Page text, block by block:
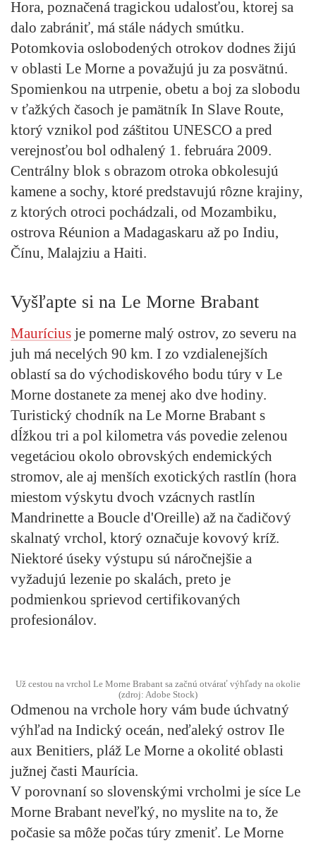
Hora, poznačená tragickou udalosťou, ktorej sa
dalo zabrániť, má stále nádych smútku.
Potomkovia oslobodených otrokov dodnes žijú
v oblasti Le Morne a považujú ju za posvätnú.
Spomienkou na utrpenie, obetu a boj za slobodu
v ťažkých časoch je pamätník In Slave Route,
ktorý vznikol pod záštitou UNESCO a pred
verejnosťou bol odhalený 1. februára 2009.
Centrálny blok s obrazom otroka obkolesujú
kamene a sochy, ktoré predstavujú rôzne krajiny,
z ktorých otroci pochádzali, od Mozambiku,
ostrova Réunion a Madagaskaru až po Indiu,
Čínu, Malajziu a Haiti.
Vyšľapte si na Le Morne Brabant
Maurícius je pomerne malý ostrov, zo severu na
juh má necelých 90 km. I zo vzdialenejších
oblastí sa do východiskového bodu túry v Le
Morne dostanete za menej ako dve hodiny.
Turistický chodník na Le Morne Brabant s
dĺžkou tri a pol kilometra vás povedie zelenou
vegetáciou okolo obrovských endemických
stromov, ale aj menších exotických rastlín (hora
miestom výskytu dvoch vzácnych rastlín
Mandrinette a Boucle d'Oreille) až na čadičový
skalnatý vrchol, ktorý označuje kovový kríž.
Niektoré úseky výstupu sú náročnejšie a
vyžadujú lezenie po skalách, preto je
podmienkou sprievod certifikovaných
profesionálov.
Už cestou na vrchol Le Morne Brabant sa začnú otvárať výhľady na okolie
(zdroj: Adobe Stock)
Odmenou na vrchole hory vám bude úchvatný
výhľad na Indický oceán, neďaleký ostrov Ile
aux Benitiers, pláž Le Morne a okolité oblasti
južnej časti Maurícia.
V porovnaní so slovenskými vrcholmi je síce Le
Morne Brabant neveľký, no myslite na to, že
počasie sa môže počas túry zmeniť. Le Morne